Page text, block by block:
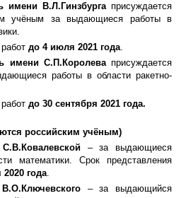
имени В.Л.Гинзбурга присуждается
учёным за выдающиеся работы в
до 4 июля 2021 года.
имени С.П.Королеваприсуждается
работы в области ракетно-
до 30 сентября 2021 года.
российским учёным)
– за выдающиеся
математики. Срок представления
года.
– за выдающийся